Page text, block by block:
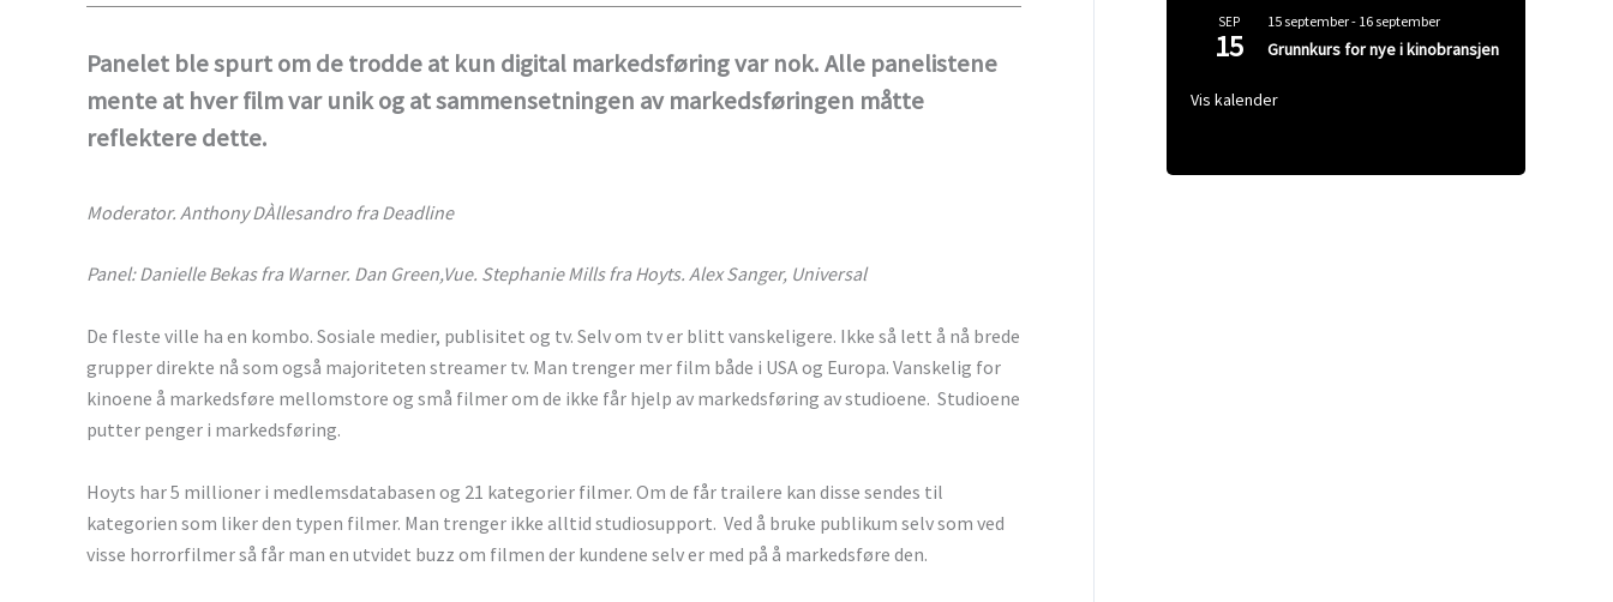
Panelet ble spurt om de trodde at kun digital markedsføring var nok. Alle panelistene
mente at hver film var unik og at sammensetningen av markedsføringen måtte
reflektere dette.
Moderator. Anthony DÀllesandro fra Deadline
Panel: Danielle Bekas fra Warner. Dan Green,Vue. Stephanie Mills fra Hoyts. Alex Sanger, Universal
De fleste ville ha en kombo. Sosiale medier, publisitet og tv. Selv om tv er blitt vanskeligere. Ikke så lett å nå brede
grupper direkte nå som også majoriteten streamer tv. Man trenger mer film både i USA og Europa. Vanskelig for
kinoene å markedsføre mellomstore og små filmer om de ikke får hjelp av markedsføring av studioene. Studioene
putter penger i markedsføring.
Hoyts har 5 millioner i medlemsdatabasen og 21 kategorier filmer. Om de får trailere kan disse sendes til
kategorien som liker den typen filmer. Man trenger ikke alltid studiosupport. Ved å bruke publikum selv som ved
visse horrorfilmer så får man en utvidet buzz om filmen der kundene selv er med på å markedsføre den.
SEP
15
15 september- 16 september
Grunnkurs for nye i kinobransjen
Vis kalender